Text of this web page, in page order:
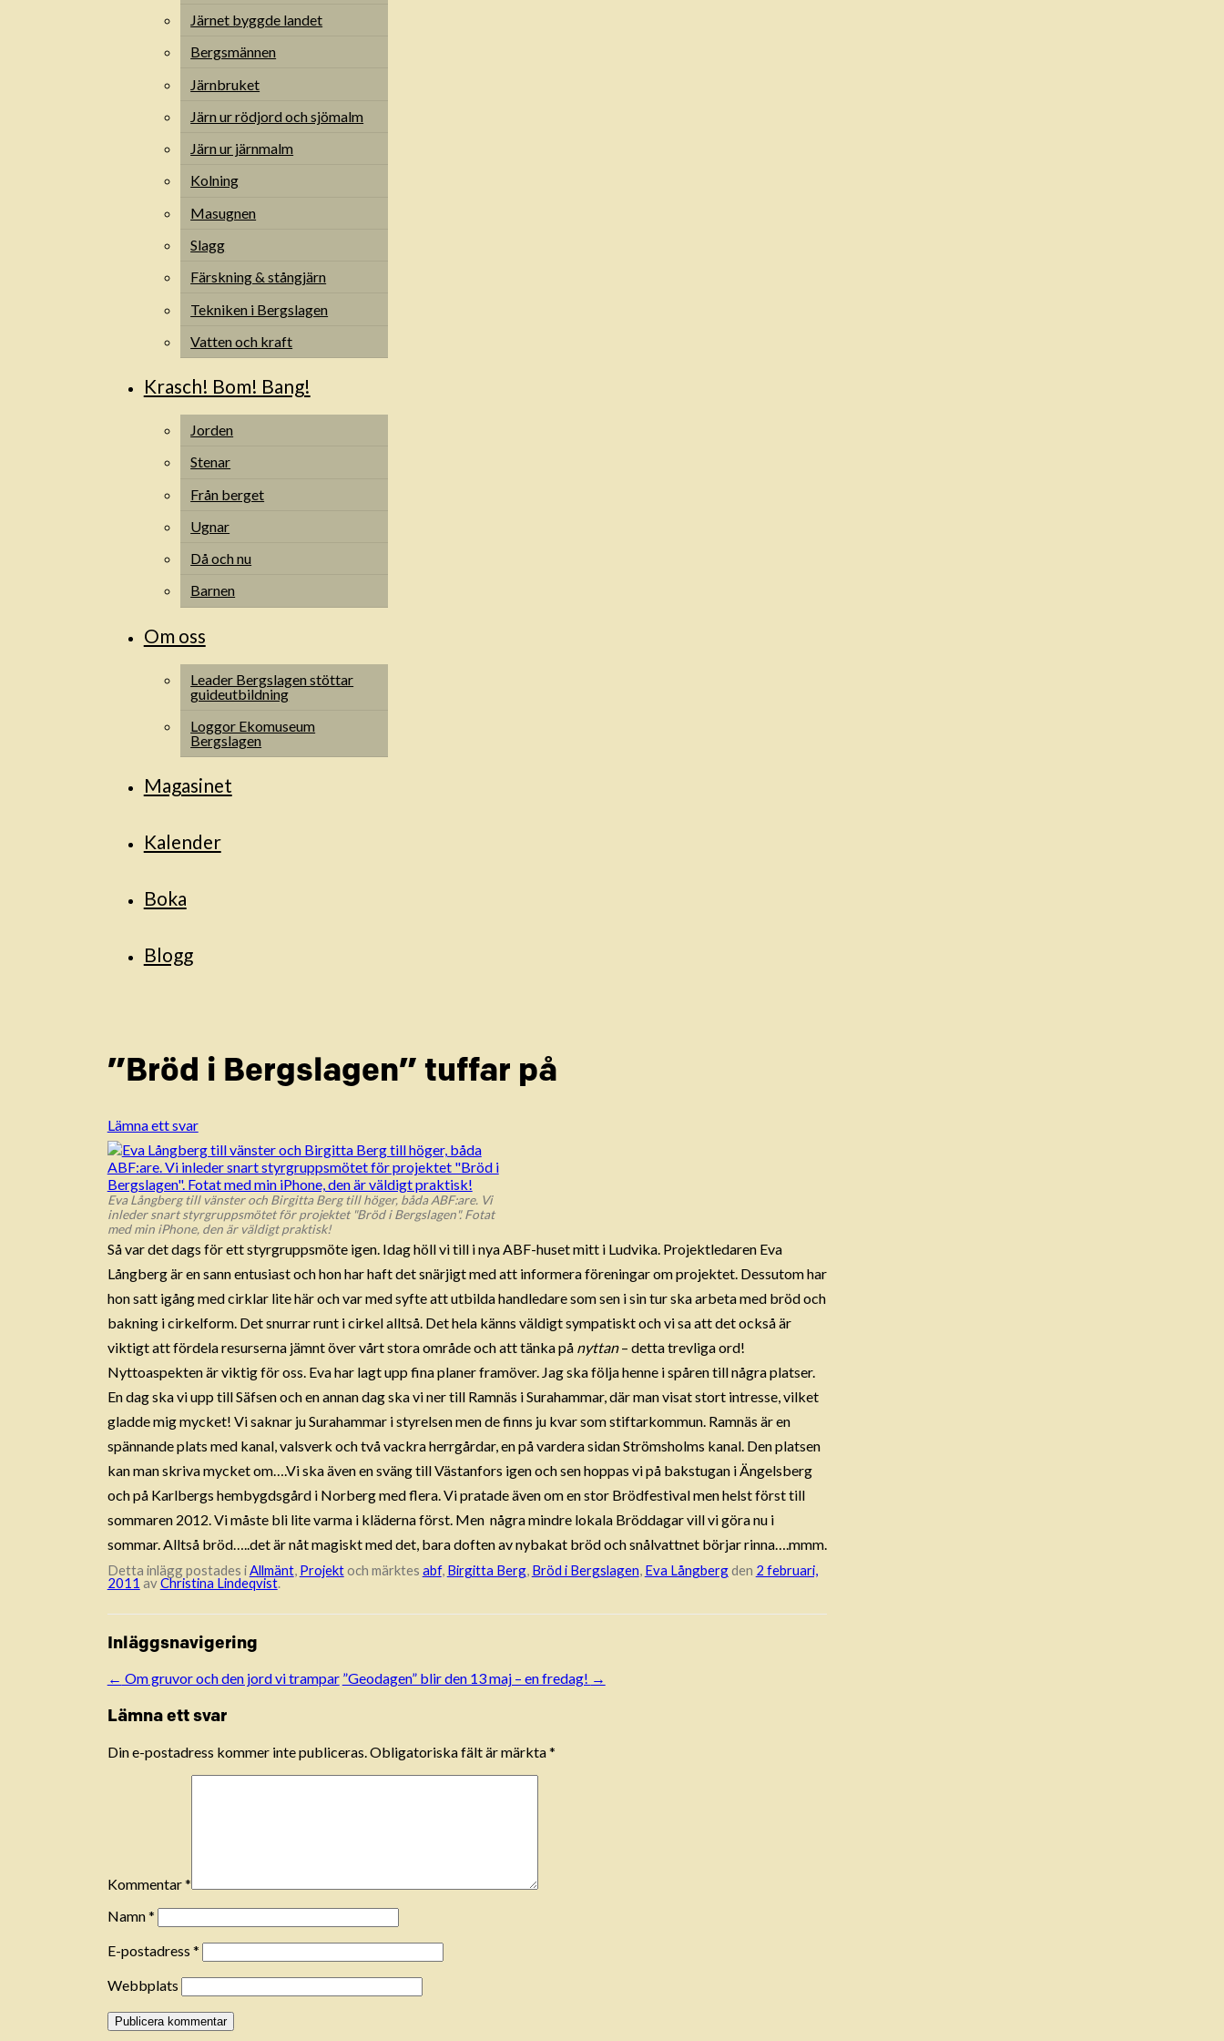
Järnet byggde landet
Bergsmännen
Järnbruket
Järn ur rödjord och sjömalm
Järn ur järnmalm
Kolning
Masugnen
Slagg
Färskning & stångjärn
Tekniken i Bergslagen
Vatten och kraft
Krasch! Bom! Bang!
Jorden
Stenar
Från berget
Ugnar
Då och nu
Barnen
Om oss
Leader Bergslagen stöttar
guideutbildning
Loggor Ekomuseum
Bergslagen
Magasinet
Kalender
Boka
Blogg
”Bröd i Bergslagen” tuffar på
Lämna ett svar
Eva Långberg till vänster och Birgitta Berg till höger, båda ABF:are. Vi
inleder snart styrgruppsmötet för projektet "Bröd i Bergslagen". Fotat
med min iPhone, den är väldigt praktisk!
Så var det dags för ett styrgruppsmöte igen. Idag höll vi till i nya ABF-huset mitt i Ludvika. Projektledaren Eva
Långberg är en sann entusiast och hon har haft det snärjigt med att informera föreningar om projektet. Dessutom har
hon satt igång med cirklar lite här och var med syfte att utbilda handledare som sen i sin tur ska arbeta med bröd och
bakning i cirkelform. Det snurrar runt i cirkel alltså. Det hela känns väldigt sympatiskt och vi sa att det också är
viktigt att fördela resurserna jämnt över vårt stora område och att tänka på nyttan– detta trevliga ord!
Nyttoaspekten är viktig för oss. Eva har lagt upp fina planer framöver. Jag ska följa henne i spåren till några platser.
En dag ska vi upp till Säfsen och en annan dag ska vi ner till Ramnäs i Surahammar, där man visat stort intresse, vilket
gladde mig mycket! Vi saknar ju Surahammar i styrelsen men de finns ju kvar som stiftarkommun. Ramnäs är en
spännande plats med kanal, valsverk och två vackra herrgårdar, en på vardera sidan Strömsholms kanal. Den platsen
kan man skriva mycket om….Vi ska även en sväng till Västanfors igen och sen hoppas vi på bakstugan i Ängelsberg
och på Karlbergs hembygdsgård i Norberg med flera. Vi pratade även om en stor Brödfestival men helst först till
sommaren 2012. Vi måste bli lite varma i kläderna först. Men några mindre lokala Bröddagar vill vi göra nu i
sommar. Alltså bröd…..det är nåt magiskt med det, bara doften av nybakat bröd och snålvattnet börjar rinna….mmm.
Detta inlägg postades i Allmänt, Projektoch märktes abf, Birgitta Berg, Bröd i Bergslagen Eva Långbergden 2 februari,
2011 avChristina Lindeqvist.
Inläggsnavigering
← Om gruvor och den jord vi trampar ”Geodagen” blir den 13 maj – en fredag! →
Lämna ett svar
Din e-postadress kommer inte publiceras.Obligatoriska fält är märkta*
Kommentar*
Namn*
E-postadress *
Webbplats